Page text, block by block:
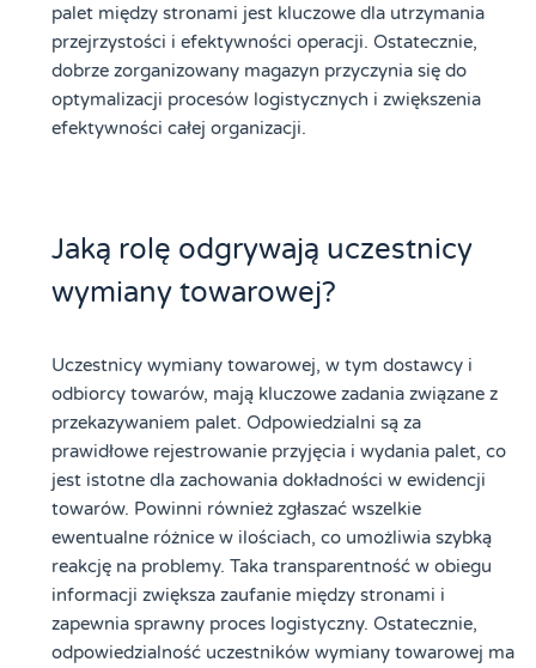
palet między stronami jest kluczowe dla utrzymania
przejrzystości i efektywności operacji. Ostatecznie,
dobrze zorganizowany magazyn przyczynia się do
optymalizacji procesów logistycznych i zwiększenia
efektywności całej organizacji.
Jaką rolę odgrywają uczestnicy
wymiany towarowej?
Uczestnicy wymiany towarowej, w tym dostawcy i
odbiorcy towarów, mają kluczowe zadania związane z
przekazywaniem palet. Odpowiedzialni są za
prawidłowe rejestrowanie przyjęcia i wydania palet, co
jest istotne dla zachowania dokładności w ewidencji
towarów. Powinni również zgłaszać wszelkie
ewentualne różnice w ilościach, co umożliwia szybką
reakcję na problemy. Taka transparentność w obiegu
informacji zwiększa zaufanie między stronami i
zapewnia sprawny proces logistyczny. Ostatecznie,
odpowiedzialność uczestników wymiany towarowej ma